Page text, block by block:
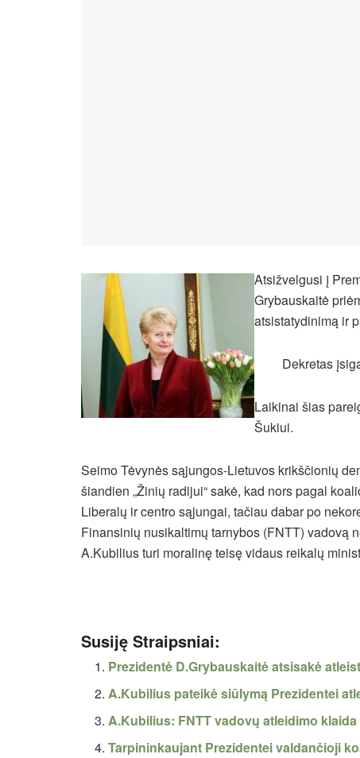
Atsižvelgusi į
Grybauskaitė
atsistatydinimą ir
Dekretas
Laikinai šias
Šukiui.
Seimo Tėvynės sąjungos-Lietuvos krikščionių
šiandien „Žinių radijui“ sakė, kad nors pagal
Liberalų ir centro sąjungai, tačiau dabar po
Finansinių nusikaltimų tarnybos (FNTT) vadovą
A.Kubilius turi moralinę teisę vidaus reikalų
Susiję Straipsniai:
Prezidentė D.Grybauskaitė atsisakė
A.Kubilius pateikė siūlymą Prezidentei
A.Kubilius: FNTT vadovų atleidimo
Tarpininkaujant Prezidentei valdančioji